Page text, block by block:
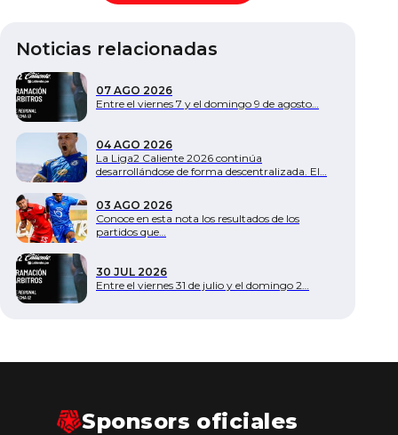
Noticias relacionadas
07 AGO 2026
Entre el viernes 7 y el domingo 9 de agosto…
04 AGO 2026
La Liga2 Caliente 2026 continúa
desarrollándose de forma descentralizada. El…
03 AGO 2026
Conoce en esta nota los resultados de los
partidos que…
30 JUL 2026
Entre el viernes 31 de julio y el domingo 2…
Sponsors oficiales